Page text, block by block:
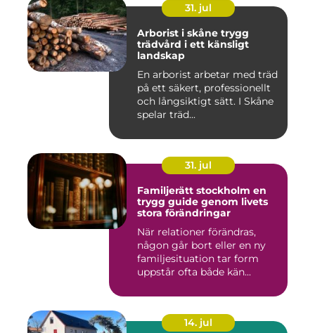
31. jul
Arborist i skåne trygg
trädvård i ett känsligt
landskap
En arborist arbetar med träd
på ett säkert, professionellt
och långsiktigt sätt. I Skåne
spelar träd...
31. jul
Familjerätt stockholm en
trygg guide genom livets
stora förändringar
När relationer förändras,
någon går bort eller en ny
familjesituation tar form
uppstår ofta både kän...
14. jul